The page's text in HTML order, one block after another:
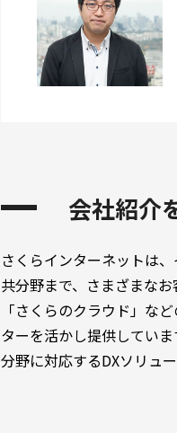
会社紹介
さくらインターネットは
共分野まで、さまざまな
「さくらのクラウド」な
ターを活かし提供してい
分野に対応するDXソリュ